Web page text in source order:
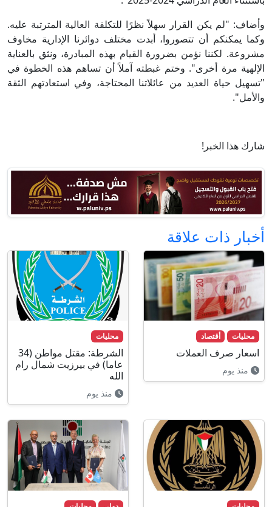
وأضاف: "لم يكن القرار سهلاً نظرًا للتكلفة العالية المترتبة عليه.
وكما يمكنكم أن تتصوروا، أبدت مختلف دوائرنا الإدارية مخاوف
مشروعة. لكننا نؤمن بضرورة القيام بهذه المبادرة، ونثق بالعناية
الإلهية مرة أخرى". وختم غبطته آملاً أن تساهم هذه الخطوة في
"تسهيل حياة العديد من عائلاتنا المحتاجة، وفي استعادتهم الثقة
والأمل".
شارك هذا الخبر!
أخبار ذات علاقة
محليات أقتصاد
اسعار صرف العملات
منذ يوم
محليات
الشرطة: مقتل مواطن (34
عاما) في بيرزيت شمال رام
الله
منذ يوم